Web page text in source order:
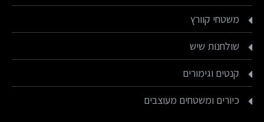
משטחי קוורץ
שולחנות שיש
קנטים וגימורים
כיורים ומשטחים מעוצבים